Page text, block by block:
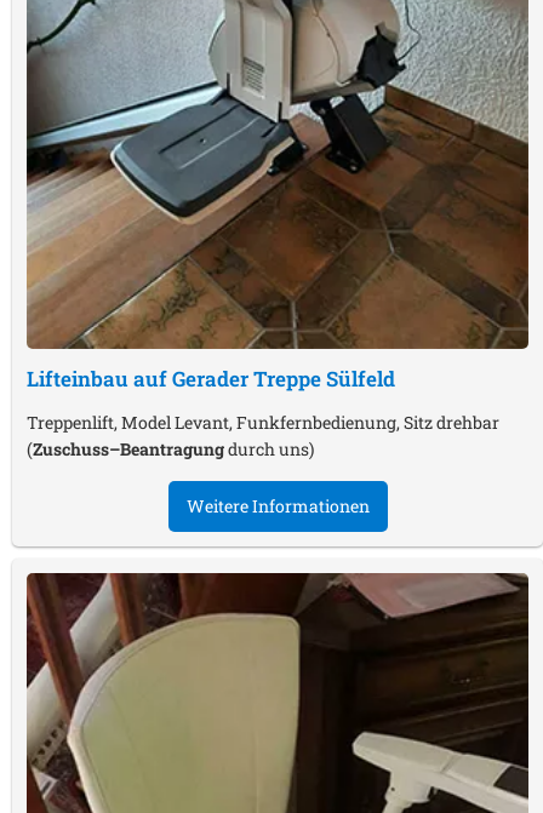
Lifteinbau auf Gerader TreppeSülfeld
Treppenlift, Model Levant, Funkfernbedienung, Sitz drehbar
(Zuschuss–Beantragungdurch uns)
Weitere Informationen